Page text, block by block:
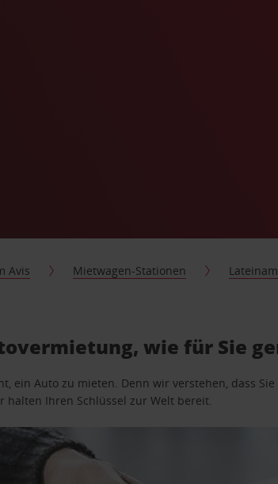
Avis Mietwagen-Stationen
wie für Sie
ein Auto zu mieten. Denn wir verstehen, dass
halten Ihren Schlüssel zur Welt bereit.